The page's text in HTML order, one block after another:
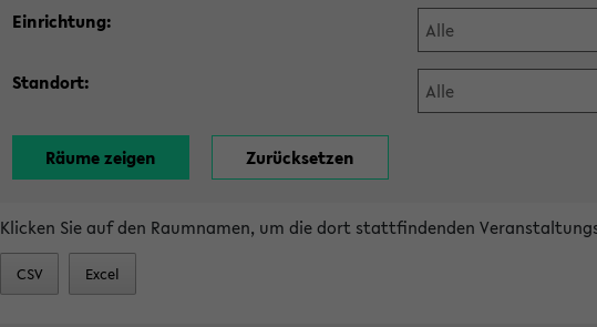
Einrichtung:
Standort:
Klicken Sie auf den Raumnamen, um die dort stattfindenden
CSV Excel